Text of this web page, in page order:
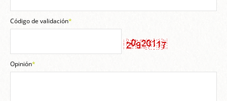
Código de validación*
Opinión*